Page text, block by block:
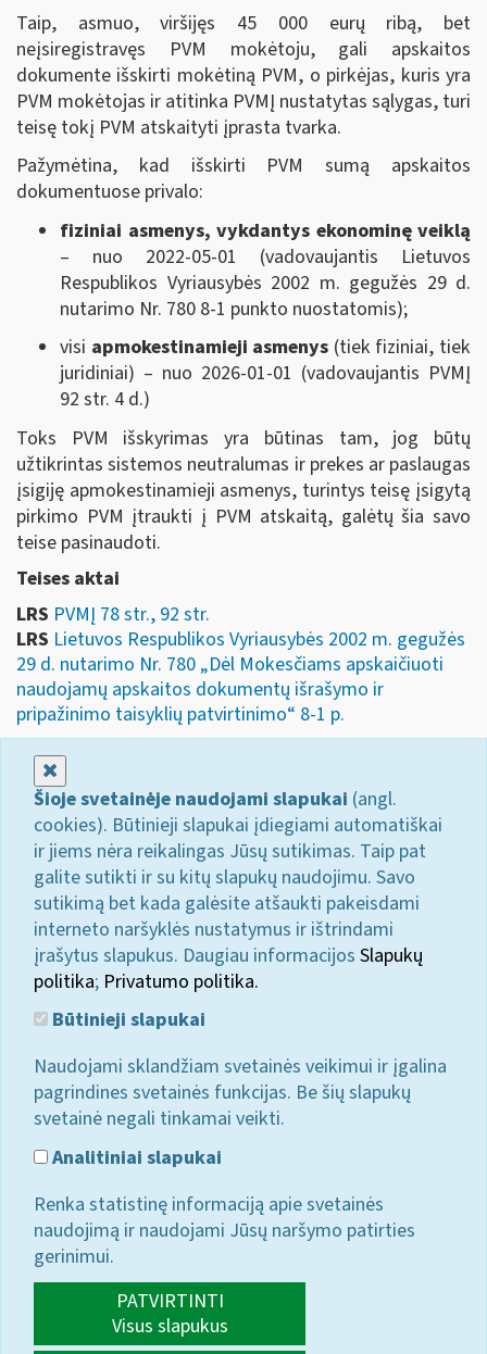
Taip, asmuo, viršijęs 45 000 eurų ribą, bet
neįsiregistravęs PVM mokėtoju, gali apskaitos
dokumente išskirti mokėtiną PVM, o pirkėjas, kuris yra
PVM mokėtojas ir atitinka PVMĮ nustatytas sąlygas, turi
teisę tokį PVM atskaityti įprasta tvarka.
Pažymėtina, kad išskirti PVM sumą apskaitos
dokumentuose privalo:
fiziniai asmenys, vykdantys ekonominę veiklą
– nuo 2022-05-01 (vadovaujantis Lietuvos
Respublikos Vyriausybės 2002 m. gegužės 29 d.
nutarimo Nr. 780 8-1 punkto nuostatomis);
visi apmokestinamieji asmenys (tiek fiziniai, tiek
juridiniai) – nuo 2026-01-01 (vadovaujantis PVMĮ
92 str. 4 d.)
Toks PVM išskyrimas yra būtinas tam, jog būtų
užtikrintas sistemos neutralumas ir prekes ar paslaugas
įsigiję apmokestinamieji asmenys, turintys teisę įsigytą
pirkimo PVM įtraukti į PVM atskaitą, galėtų šia savo
teise pasinaudoti.
Teises aktai
LRS PVMĮ 78 str., 92 str.
LRS Lietuvos Respublikos Vyriausybės 2002 m. gegužės
29 d. nutarimo Nr. 780 „Dėl Mokesčiams apskaičiuoti
naudojamų apskaitos dokumentų išrašymo ir
pripažinimo taisyklių patvirtinimo“ 8-1 p.
Šioje svetainėje naudojami slapukai (angl.
cookies). Būtinieji slapukai įdiegiami automatiškai
ir jiems nėra reikalingas Jūsų sutikimas. Taip pat
galite sutikti ir su kitų slapukų naudojimu. Savo
sutikimą bet kada galėsite atšaukti pakeisdami
interneto naršyklės nustatymus ir ištrindami
įrašytus slapukus. Daugiau informacijos Slapukų
politika; Privatumo politika.
Būtinieji slapukai
Naudojami sklandžiam svetainės veikimui ir įgalina
pagrindines svetainės funkcijas. Be šių slapukų
svetainė negali tinkamai veikti.
Analitiniai slapukai
Renka statistinę informaciją apie svetainės
naudojimą ir naudojami Jūsų naršymo patirties
gerinimui.
PATVIRTINTI
Visus slapukus